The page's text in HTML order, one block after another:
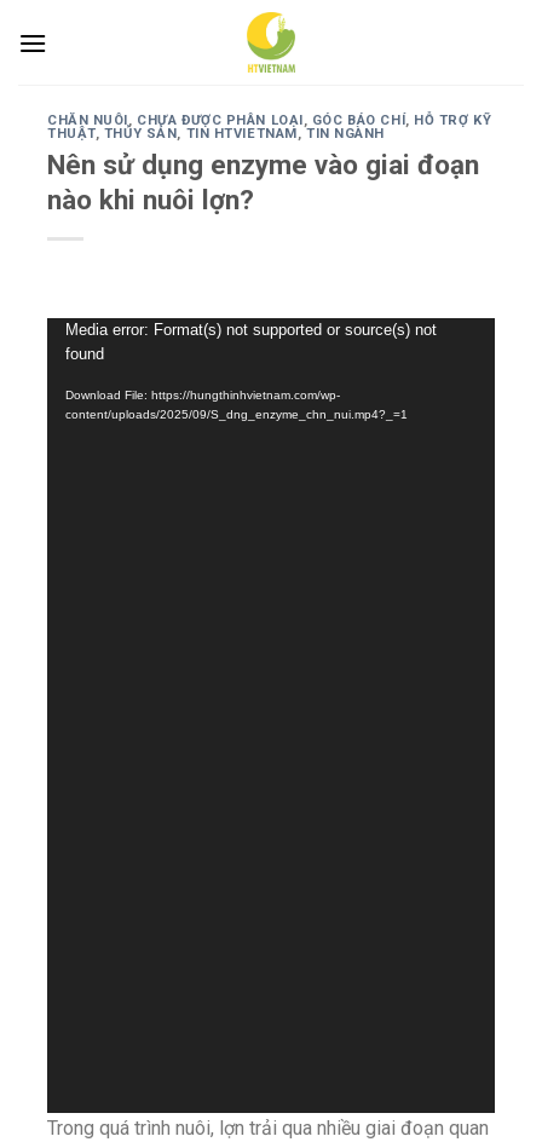
CHĂN NUÔI, CHƯA ĐƯỢC PHÂN LOẠI, GÓC BÁO CHÍ, HỖ TRỢ KỸ
THUẬT, THỦY SẢN, TIN HTVIETNAM, TIN NGÀNH
Nên sử dụng enzyme vào giai đoạn
nào khi nuôi lợn?
Trình
chơi
Video
Media error: Format(s) not supported or source(s) not
found
Download File: https://hungthinhvietnam.com/wp-
content/uploads/2025/09/S_dng_enzyme_chn_nui.mp4?_=1
Trong quá trình nuôi, lợn trải qua nhiều giai đoạn quan